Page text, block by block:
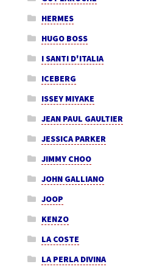
HERMES
HUGO BOSS
I SANTI D'ITALIA
ICEBERG
ISSEY MIYAKE
JEAN PAUL GAULTIER
JESSICA PARKER
JIMMY CHOO
JOHN GALLIANO
JOOP
KENZO
LA COSTE
LA PERLA DIVINA